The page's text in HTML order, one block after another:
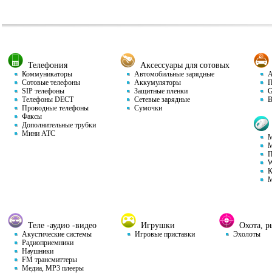
Телефония
Коммуникаторы
Сотовые телефоны
SIP телефоны
Телефоны DECT
Проводные телефоны
Факсы
Дополнительные трубки
Мини АТС
Аксессуары для сотовых
Автомобильные зарядные
Аккумуляторы
Защитные пленки
Сетевые зарядные
Сумочки
Теле -аудио -видео
Акустические системы
Радиоприемники
Наушники
FM трансмиттеры
Медиа, MP3 плееры
Игрушки
Игровые приставки
Охота,
Эхолоты